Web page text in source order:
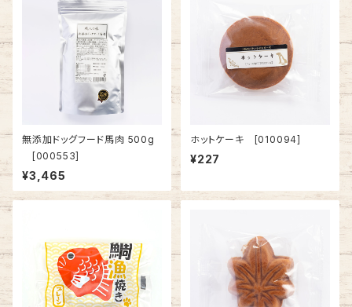
無添加ドッグフード馬肉 500g
[000553]
¥3,465
ホットケーキ [010094]
¥227